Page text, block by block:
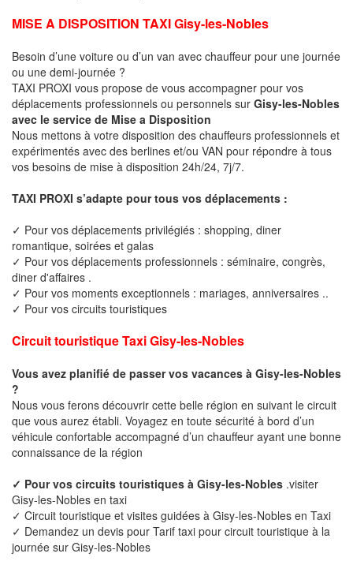
MISE A DISPOSITION TAXI Gisy-les-Nobles
Besoin d’une voiture ou d’un van avec chauffeur pour une journée
ou une demi-journée ?
TAXI PROXI vous propose de vous accompagner pour vos
déplacements professionnels ou personnels sur Gisy-les-Nobles
avec le service de Mise a Disposition
Nous mettons à votre disposition des chauffeurs professionnels et
expérimentés avec des berlines et/ou VAN pour répondre à tous
vos besoins de mise à disposition 24h/24, 7j/7.
TAXI PROXI s’adapte pour tous vos déplacements :
✓ Pour vos déplacements privilégiés : shopping, diner
romantique, soirées et galas
✓ Pour vos déplacements professionnels : séminaire, congrès,
diner d'affaires .
✓ Pour vos moments exceptionnels : mariages, anniversaires ..
✓ Pour vos circuits touristiques
Circuit touristique Taxi Gisy-les-Nobles
Vous avez planifié de passer vos vacances à Gisy-les-Nobles
?
Nous vous ferons découvrir cette belle région en suivant le circuit
que vous aurez établi. Voyagez en toute sécurité à bord d’un
véhicule confortable accompagné d’un chauffeur ayant une bonne
connaissance de la région
✓ Pour vos circuits touristiques à Gisy-les-Nobles .visiter
Gisy-les-Nobles en taxi
✓ Circuit touristique et visites guidées à Gisy-les-Nobles en Taxi
✓ Demandez un devis pour Tarif taxi pour circuit touristique à la
journée sur Gisy-les-Nobles